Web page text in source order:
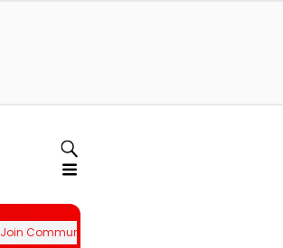
Join Community